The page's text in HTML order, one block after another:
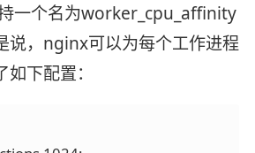
一个名为worker_cpu_affinity
说，nginx可以为每个工作进程
下配置：